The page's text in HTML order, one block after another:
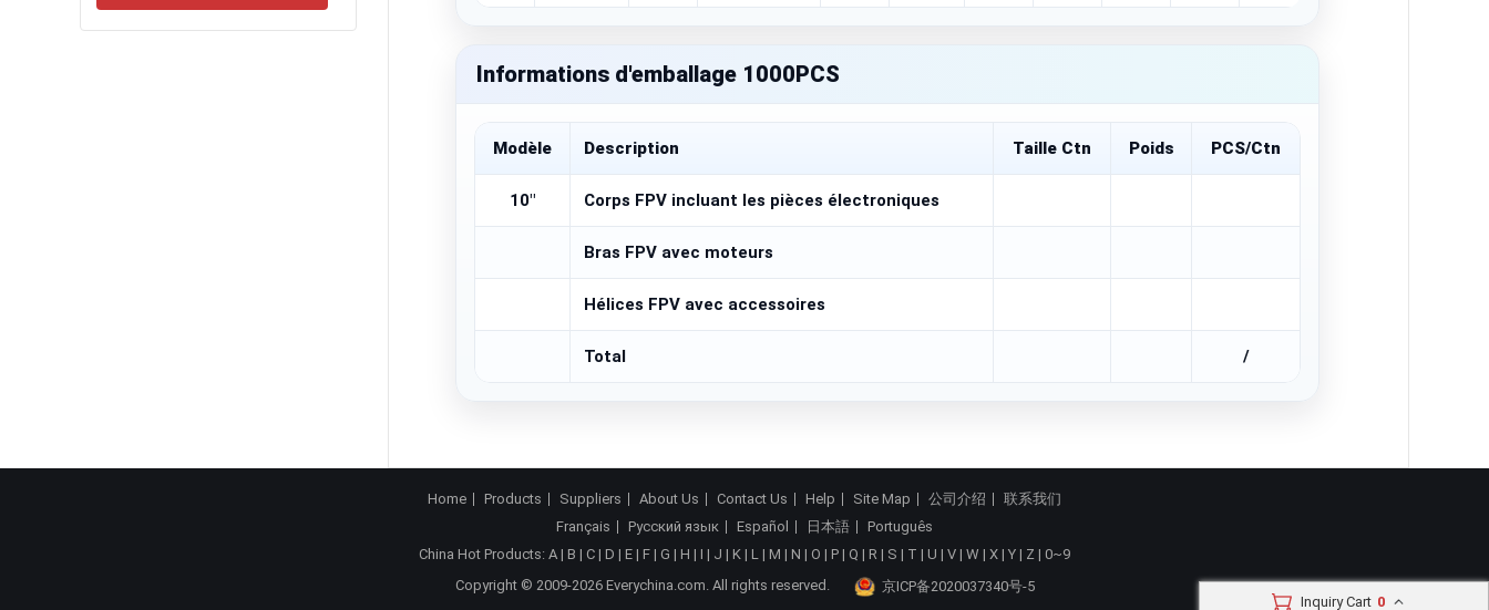
Informations d'emballage 1000PCS
Modèle Description Taille Ctn Poids PCS/Ctn
10" Corps FPV incluant les pièces électroniques
Bras FPV avec moteurs
Hélices FPV avec accessoires
Total /
Inquiry Cart 0
Home Products Suppliers About Us Contact Us Help Site Map 公司介绍
联系我们
Français
Русский язык Español 日本語
Português
China Hot Products: A | B | C | D | E | F | G | H | I | J | K | L | M | N | O | P | Q | R | S | T | U | V | W | X | Y | Z | 0~9
Copyright © 2009-2026 Everychina.com. All rights reserved.
京ICP备2020037340号-5